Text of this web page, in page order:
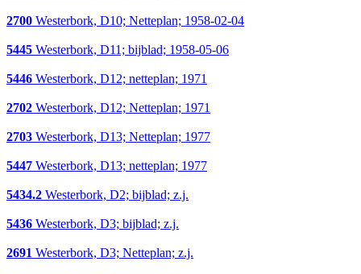
2700 Westerbork, D10; Netteplan; 1958-02-04
5445 Westerbork, D11; bijblad; 1958-05-06
5446 Westerbork, D12; netteplan; 1971
2702 Westerbork, D12; Netteplan; 1971
2703 Westerbork, D13; Netteplan; 1977
5447 Westerbork, D13; netteplan; 1977
5434.2 Westerbork, D2; bijblad; z.j.
5436 Westerbork, D3; bijblad; z.j.
2691 Westerbork, D3; Netteplan; z.j.